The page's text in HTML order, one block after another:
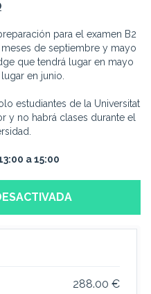
para el examen B2
de septiembre y mayo
que tendrá lugar en mayo
en junio.
estudiantes de la Universitat
y no habrá clases durante el
a 15:00
288.00 €